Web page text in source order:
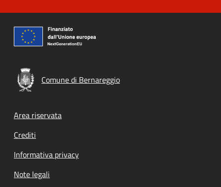
Comune di Bernareggio
Footer menu
Area riservata
Crediti
Informativa privacy
Note legali